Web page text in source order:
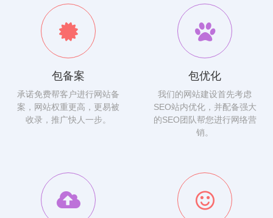
包备案
承诺免费帮客户进行网站备
案，网站权重更高，更易被
收录，推广快人一步。
包优化
我们的网站建设首先考虑
SEO站内优化，并配备强大
的SEO团队帮您进行网络营
销。